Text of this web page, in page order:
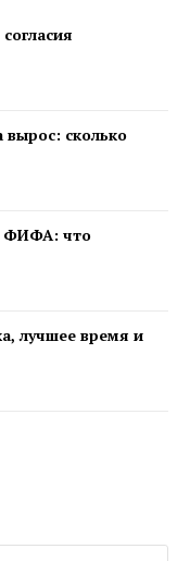
вырос: сколько
ФИФА: что
лучшее время и